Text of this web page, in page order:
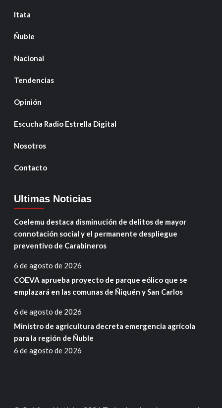
Itata
Ñuble
Nacional
Tendencias
Opinión
Escucha Radio Estrella Digital
Nosotros
Contacto
Ultimas Noticias
Coelemu destaca disminución de delitos de mayor
connotación social y el permanente despliegue
preventivo de Carabineros
6 de agosto de 2026
COEVA aprueba proyecto de parque eólico que se
emplazará en las comunas de Ñiquén y San Carlos
6 de agosto de 2026
Ministro de agricultura decreta emergencia agrícola
para la región de Ñuble
6 de agosto de 2026